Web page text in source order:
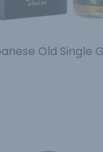
Old Single